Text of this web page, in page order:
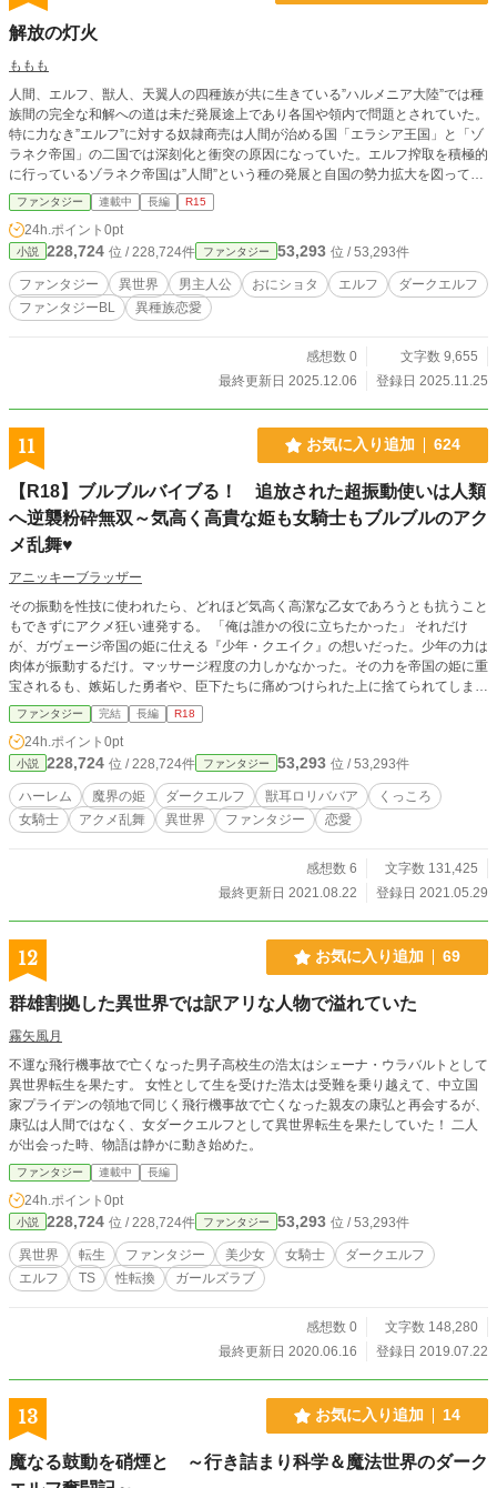
解放の灯火
ももも
人間、エルフ、獣人、天翼人の四種族が共に生きている”ハルメニア大陸”では種
族間の完全な和解への道は未だ発展途上であり各国や領内で問題とされていた。
特に力なき”エルフ”に対する奴隷商売は人間が治める国「エラシア王国」と「ゾ
ラネク帝国」の二国では深刻化と衝突の原因になっていた。エルフ搾取を積極的
に行っているゾラネク帝国は”人間”という種の発展と自国の勢力拡大を図ってお
りエルフの国「エルフェイド」への侵略行為も目立ちつつあった。対するエラシ
ア王国は治めるハロル王の信念に基づきエルフ解放運動が盛んに行われていた。
各領土へ解放軍を設立し奴隷として捕らえられたエルフの救出や心身のケアから
保護まで異種族である彼らと共に手を取り合い”調和”の世を目指すという国のあ
り方を掲げていた。人間が治める国は大陸内にもう一つあり二国の国の在り方や
しがらみから脱したい人々が新しく建国した「エルピスタ共和国」も存在する。
エルピスタは発展途上で領土こそ狭いものの、ゾラネク帝国の人間とエラシア王
ファンタジー 連載中 長編 R15
24h.ポイント 0pt
小説 228,724 位 / 228,724件 ファンタジー 53,293 位 / 53,293件
ファンタジー 異世界 男主人公 おにショタ エルフ
ダークエルフ
ファンタジーBL
異種族恋愛
感想数 0
文字数 9,655
最終更新日 2025.12.06
登録日 2025.11.25
11 お気に入り追加 624
【R18】ブルブルバイブる！ 追放された超振動使いは人類
へ逆襲粉砕無双～気高く高貴な姫も女騎士もブルブルのアク
メ乱舞♥
アニッキーブラッザー
その振動を性技に使われたら、どれほど気高く高潔な乙女であろうとも抗うこと
もできずにアクメ狂い連発する。 「俺は誰かの役に立ちたかった」 それだけ
が、ガヴェージ帝国の姫に仕える『少年・クエイク』の想いだった。少年の力は
肉体が振動するだけ。マッサージ程度の力しかなかった。その力を帝国の姫に重
宝されるも、嫉妬した勇者や、臣下たちに痛めつけられた上に捨てられてしま
う。 しかし、人類は気付いていなかった。 クエイクの振動にはリミッターがつ
いていたことを。 クエイクに秘められた、あらゆる物質を砕く超振動の力を誰
も知らなかった。 捨てられたクエイクと出会った、人類の宿敵である魔王軍の
姫がそのリミッターを解除してしまったとき、勇者たちが、人類が、世界が激し
く震える！ 砕け散る！ 人類が気付いたときには、もう遅い。全てを粉砕する
超振動！ その震えはもう誰にも止められない！
ファンタジー 完結 長編 R18
24h.ポイント 0pt
小説 228,724 位 / 228,724件 ファンタジー 53,293 位 / 53,293件
ハーレム 魔界の姫 ダークエルフ 獣耳ロリババア
くっころ
女騎士
アクメ乱舞 異世界 ファンタジー 恋愛
感想数 6
文字数 131,425
最終更新日 2021.08.22
登録日 2021.05.29
12 お気に入り追加 69
群雄割拠した異世界では訳アリな人物で溢れていた
霧矢風月
不運な飛行機事故で亡くなった男子高校生の浩太はシェーナ・ウラバルトとして
異世界転生を果たす。 女性として生を受けた浩太は受難を乗り越えて、中立国
家プライデンの領地で同じく飛行機事故で亡くなった親友の康弘と再会するが、
康弘は人間ではなく、女ダークエルフとして異世界転生を果たしていた！ 二人
が出会った時、物語は静かに動き始めた。
ファンタジー 連載中 長編
24h.ポイント 0pt
小説 228,724 位 / 228,724件 ファンタジー 53,293 位 / 53,293件
異世界 転生 ファンタジー 美少女 女騎士
ダークエルフ
エルフ
TS 性転換 ガールズラブ
感想数 0
文字数 148,280
最終更新日 2020.06.16
登録日 2019.07.22
13 お気に入り追加 14
魔なる鼓動を硝煙と ～行き詰まり科学＆魔法世界のダーク